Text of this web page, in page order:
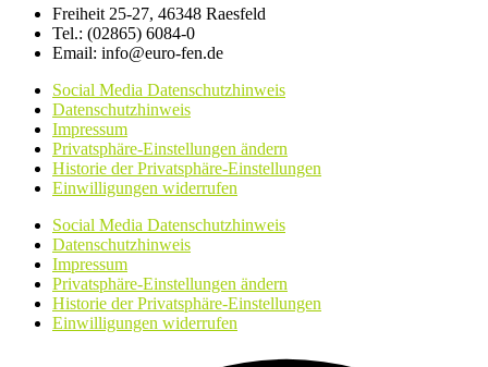
Freiheit 25-27, 46348 Raesfeld
Tel.: (02865) 6084-0
Email: info@euro-fen.de
Social Media Datenschutzhinweis
Datenschutzhinweis
Impressum
Privatsphäre-Einstellungen ändern
Historie der Privatsphäre-Einstellungen
Einwilligungen widerrufen
Social Media Datenschutzhinweis
Datenschutzhinweis
Impressum
Privatsphäre-Einstellungen ändern
Historie der Privatsphäre-Einstellungen
Einwilligungen widerrufen